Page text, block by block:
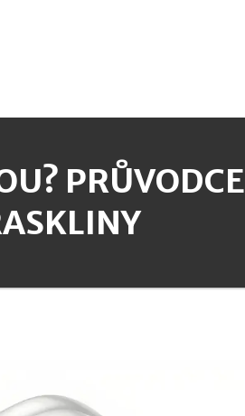
PRŮVODCE